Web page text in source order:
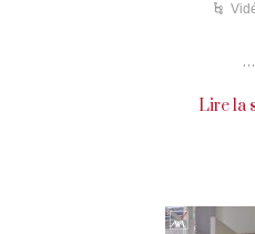
…
Lire la